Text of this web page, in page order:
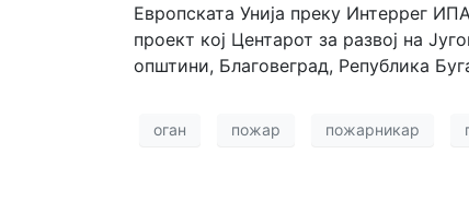
Европската Унија преку Интеррег
проект кој Центарот за развој на
општини, Благовеград, Република
оган пожар пожарникар